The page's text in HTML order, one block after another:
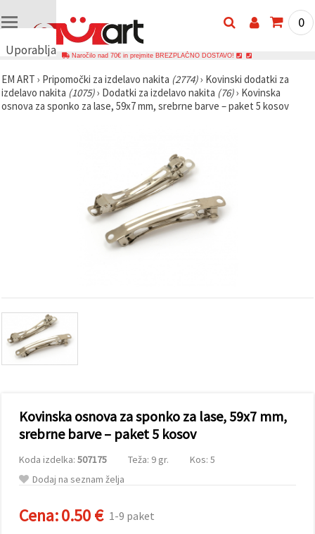
Uporabljamo
🍪
Uporabljamo
piškotke in
prikazujemo
vsebine in
oglase, tudi
s pomočjo
naših
partnerjev
»Sprejmi
lahko
uporabo
vseh
piškotkov.
označite
0
Naročilo nad 70€ in prejmite BREZPLAČNO DOSTAVO!
EM ART › Pripomočki za izdelavo nakita (2774)› Kovinski dodatki za
izdelavo nakita (1075)› Dodatki za izdelavo nakita (76)› Kovinska
osnova za sponko za lase, 59x7 mm, srebrne barve – paket 5 kosov
Kovinska osnova za sponko za lase, 59x7 mm,
srebrne barve – paket 5 kosov
Koda izdelka: 507175 Teža: 9 gr.
Kos: 5
Dodaj na seznam želja
Cena:0.50 € 1-9 paket